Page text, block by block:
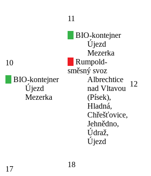
10
BIO-kontejner
Újezd
Mezerka
11
BIO-kontejner
Újezd
Mezerka
Rumpold-
směsný svoz
Albrechtice
nad Vltavou
(Písek),
Hladná,
Chřešťovice,
Jehnědno,
Údraž,
Újezd
12
17
18